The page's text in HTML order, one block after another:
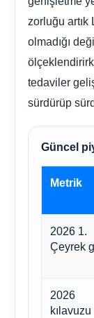
zorluğu
olmadığı
tedaviler
sürdürüp
Güncel
Metrik
2026 1.
Çeyrek
2026
kılavuzu